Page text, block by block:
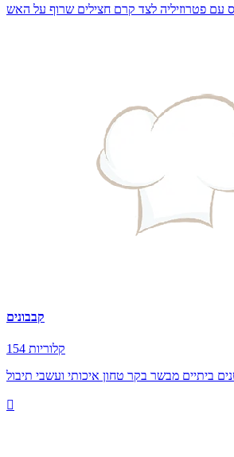
עם פטרוזיליה לצד קרם חצילים שרוף על האש
קבבונים
154 קלוריות
ביתיים מבשר בקר טחון איכותי ועשבי תיבול
